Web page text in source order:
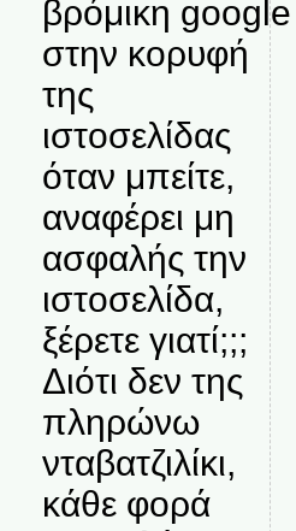
βρόμικη google
στην κορυφή
της
ιστοσελίδας
όταν μπείτε,
αναφέρει μη
ασφαλής την
ιστοσελίδα,
ξέρετε γιατί;;;
Διότι δεν της
πληρώνω
νταβατζιλίκι,
κάθε φορά